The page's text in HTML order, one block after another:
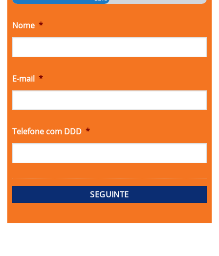
Nome *
E-mail *
Telefone com DDD *